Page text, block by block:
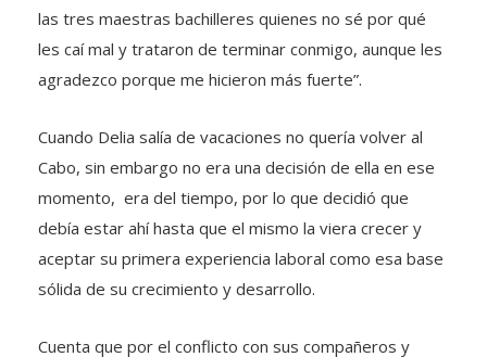
las tres maestras bachilleres quienes no sé por qué
les caí mal y trataron de terminar conmigo, aunque les
agradezco porque me hicieron más fuerte”.
Cuando Delia salía de vacaciones no quería volver al
Cabo, sin embargo no era una decisión de ella en ese
momento, era del tiempo, por lo que decidió que
debía estar ahí hasta que el mismo la viera crecer y
aceptar su primera experiencia laboral como esa base
sólida de su crecimiento y desarrollo.
Cuenta que por el conflicto con sus compañeros y